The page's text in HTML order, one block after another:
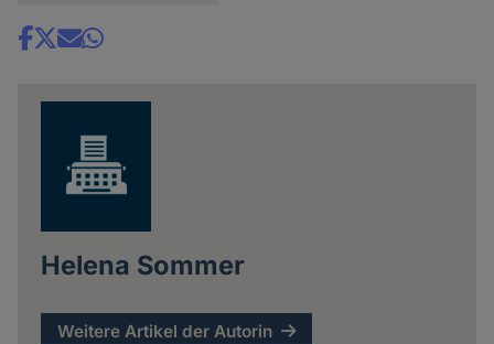
Share
Helena Sommer
Weitere Artikel der Autorin